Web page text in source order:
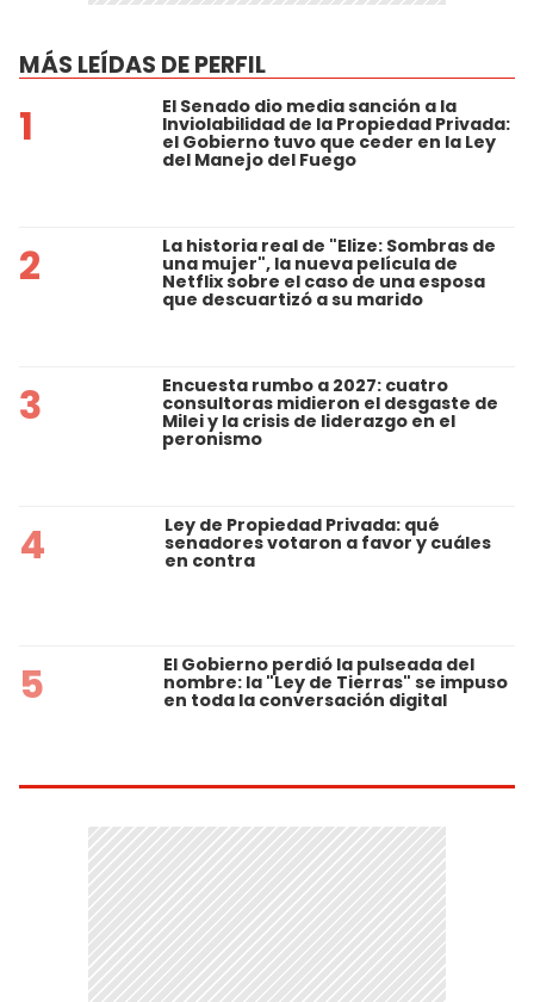
MÁS LEÍDAS DE PERFIL
1 El Senado dio media sanción a la
Inviolabilidad de la Propiedad Privada:
el Gobierno tuvo que ceder en la Ley
del Manejo del Fuego
2 La historia real de "Elize: Sombras de
una mujer", la nueva película de
Netflix sobre el caso de una esposa
que descuartizó a su marido
3 Encuesta rumbo a 2027: cuatro
consultoras midieron el desgaste de
Milei y la crisis de liderazgo en el
peronismo
4 Ley de Propiedad Privada: qué
senadores votaron a favor y cuáles
en contra
5 El Gobierno perdió la pulseada del
nombre: la "Ley de Tierras" se impuso
en toda la conversación digital